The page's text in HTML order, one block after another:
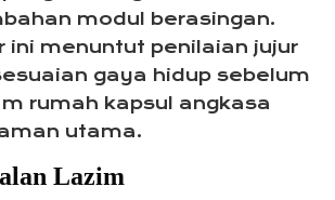
modul berasingan.
ini menuntut penilaian jujur
gaya hidup sebelum
rumah kapsul angkasa
utama.
Lazim